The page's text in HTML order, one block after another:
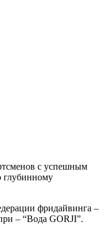
с успешным
глубинному
фридайвинга –
– “Вода GORJI”.